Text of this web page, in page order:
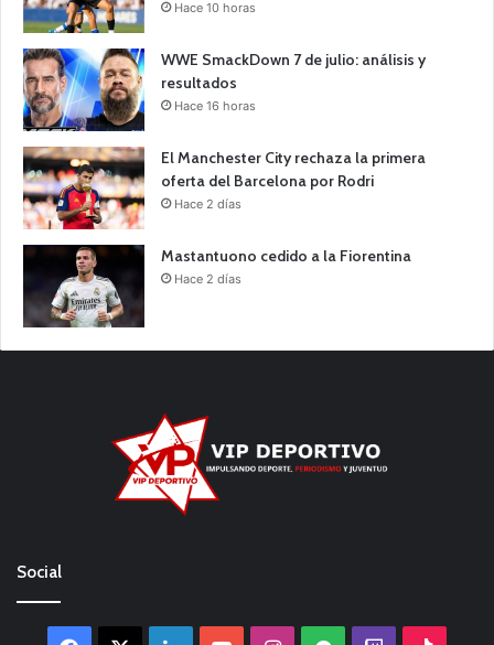
Hace 10 horas
WWE SmackDown 7 de julio: análisis y
resultados
Hace 16 horas
El Manchester City rechaza la primera
oferta del Barcelona por Rodri
Hace 2 días
Mastantuono cedido a la Fiorentina
Hace 2 días
Social